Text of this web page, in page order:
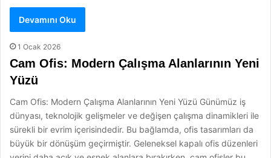
Devamını Oku
1 Ocak 2026
Cam Ofis: Modern Çalışma Alanlarının Yeni
Yüzü
Cam Ofis: Modern Çalışma Alanlarının Yeni Yüzü Günümüz iş
dünyası, teknolojik gelişmeler ve değişen çalışma dinamikleri ile
sürekli bir evrim içerisindedir. Bu bağlamda, ofis tasarımları da
büyük bir dönüşüm geçirmiştir. Geleneksel kapalı ofis düzenleri